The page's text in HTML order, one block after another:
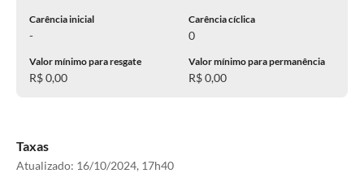
Carência inicial
-
Carência cíclica
0
Valor mínimo para resgate
R$ 0,00
Valor mínimo para permanência
R$ 0,00
Taxas
Atualizado: 16/10/2024, 17h40